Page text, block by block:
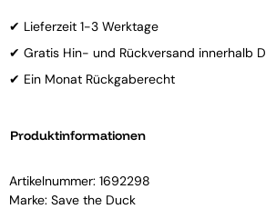
✔ Lieferzeit 1-3 Werktage
✔ Gratis Hin- und Rückversand innerhalb
✔ Ein Monat Rückgaberecht
Produktinformationen
Artikelnummer: 1692298
Marke: Save the Duck